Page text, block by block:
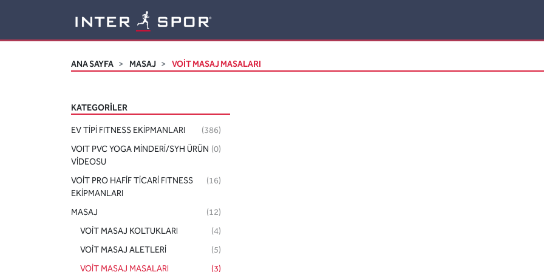
ANA SAYFA MASAJ VOİT MASAJ MASALARI
KATEGORILER
EV TİPİ FITNESS EKİPMANLARI
(386)
VOIT PVC YOGA MİNDERİ/SYH ÜRÜN
VİDEOSU
(0)
VOİT PRO HAFİF TİCARİ FITNESS
EKİPMANLARI
(16)
MASAJ
(12)
VOİT MASAJ KOLTUKLARI
(4)
VOİT MASAJ ALETLERİ
(5)
VOİT MASAJ MASALARI
(3)